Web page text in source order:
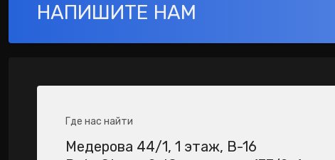
НАПИШИТЕ НАМ
Где нас найти
Медерова 44/1​, 1 этаж, В-16